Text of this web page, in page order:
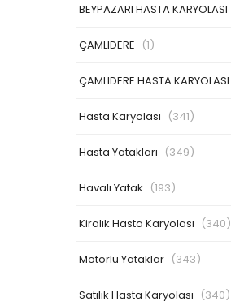
BEYPAZARI HASTA KARYOLASI
ÇAMLIDERE (1)
ÇAMLIDERE HASTA KARYOLASI
Hasta Karyolası (341)
Hasta Yatakları (349)
Havalı Yatak (193)
Kiralık Hasta Karyolası (340)
Motorlu Yataklar (343)
Satılık Hasta Karyolası (340)